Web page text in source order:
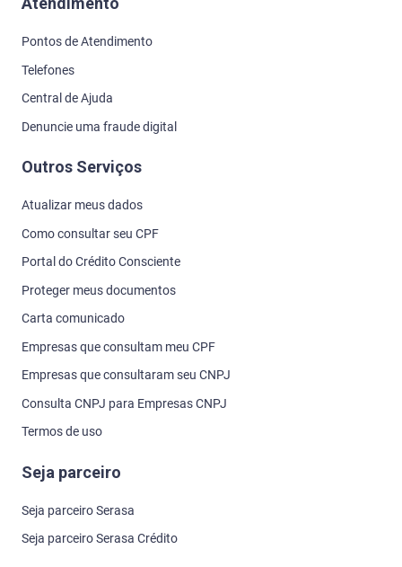
Pontos de Atendimento
Telefones
Central de Ajuda
Denuncie uma fraude digital
Outros Serviços
Atualizar meus dados
Como consultar seu CPF
Portal do Crédito Consciente
Proteger meus documentos
Carta comunicado
Empresas que consultam meu CPF
Empresas que consultaram seu CNPJ
Consulta CNPJ para Empresas CNPJ
Termos de uso
Seja parceiro
Seja parceiro Serasa
Seja parceiro Serasa Crédito